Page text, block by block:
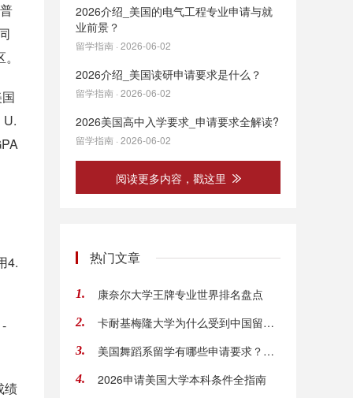
U.
4.
绩
2026介绍_美国的电气工程专业申请与就
业前景？
留学指南 · 2026-06-02
2026介绍_美国读研申请要求是什么？
留学指南 · 2026-06-02
2026美国高中入学要求_申请要求全解读?
留学指南 · 2026-06-02
阅读更多内容，戳这里
热门文章
1. 康奈尔大学王牌专业世界排名盘点
2. 卡耐基梅隆大学为什么受到中国留学生追捧？
3. 美国舞蹈系留学有哪些申请要求？就业方向有哪
4. 2026申请美国大学本科条件全指南